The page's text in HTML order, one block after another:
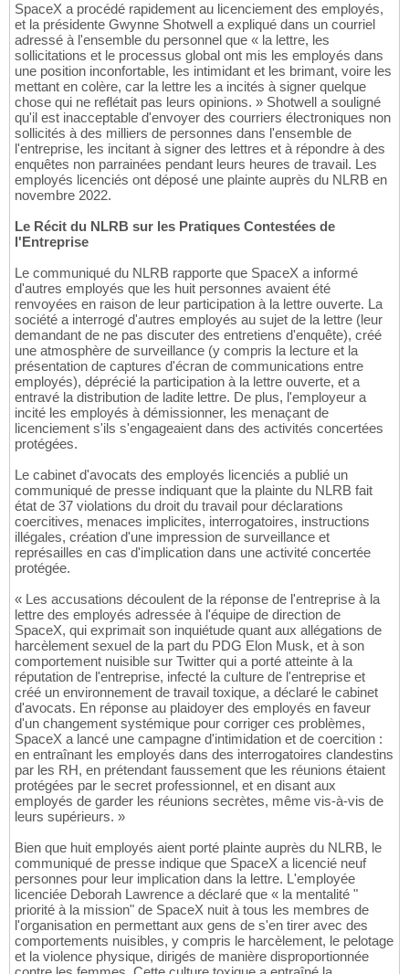
SpaceX a procédé rapidement au licenciement des employés,
et la présidente Gwynne Shotwell a expliqué dans un courriel
adressé à l'ensemble du personnel que « la lettre, les
sollicitations et le processus global ont mis les employés dans
une position inconfortable, les intimidant et les brimant, voire les
mettant en colère, car la lettre les a incités à signer quelque
chose qui ne reflétait pas leurs opinions. » Shotwell a souligné
qu'il est inacceptable d'envoyer des courriers électroniques non
sollicités à des milliers de personnes dans l'ensemble de
l'entreprise, les incitant à signer des lettres et à répondre à des
enquêtes non parrainées pendant leurs heures de travail. Les
employés licenciés ont déposé une plainte auprès du NLRB en
novembre 2022.
Le Récit du NLRB sur les Pratiques Contestées de
l'Entreprise
Le communiqué du NLRB rapporte que SpaceX a informé
d'autres employés que les huit personnes avaient été
renvoyées en raison de leur participation à la lettre ouverte. La
société a interrogé d'autres employés au sujet de la lettre (leur
demandant de ne pas discuter des entretiens d'enquête), créé
une atmosphère de surveillance (y compris la lecture et la
présentation de captures d'écran de communications entre
employés), déprécié la participation à la lettre ouverte, et a
entravé la distribution de ladite lettre. De plus, l'employeur a
incité les employés à démissionner, les menaçant de
licenciement s'ils s'engageaient dans des activités concertées
protégées.
Le cabinet d'avocats des employés licenciés a publié un
communiqué de presse indiquant que la plainte du NLRB fait
état de 37 violations du droit du travail pour déclarations
coercitives, menaces implicites, interrogatoires, instructions
illégales, création d'une impression de surveillance et
représailles en cas d'implication dans une activité concertée
protégée.
« Les accusations découlent de la réponse de l'entreprise à la
lettre des employés adressée à l'équipe de direction de
SpaceX, qui exprimait son inquiétude quant aux allégations de
harcèlement sexuel de la part du PDG Elon Musk, et à son
comportement nuisible sur Twitter qui a porté atteinte à la
réputation de l'entreprise, infecté la culture de l'entreprise et
créé un environnement de travail toxique, a déclaré le cabinet
d'avocats. En réponse au plaidoyer des employés en faveur
d'un changement systémique pour corriger ces problèmes,
SpaceX a lancé une campagne d'intimidation et de coercition :
en entraînant les employés dans des interrogatoires clandestins
par les RH, en prétendant faussement que les réunions étaient
protégées par le secret professionnel, et en disant aux
employés de garder les réunions secrètes, même vis-à-vis de
leurs supérieurs. »
Bien que huit employés aient porté plainte auprès du NLRB, le
communiqué de presse indique que SpaceX a licencié neuf
personnes pour leur implication dans la lettre. L'employée
licenciée Deborah Lawrence a déclaré que « la mentalité "
priorité à la mission" de SpaceX nuit à tous les membres de
l'organisation en permettant aux gens de s'en tirer avec des
comportements nuisibles, y compris le harcèlement, le pelotage
et la violence physique, dirigés de manière disproportionnée